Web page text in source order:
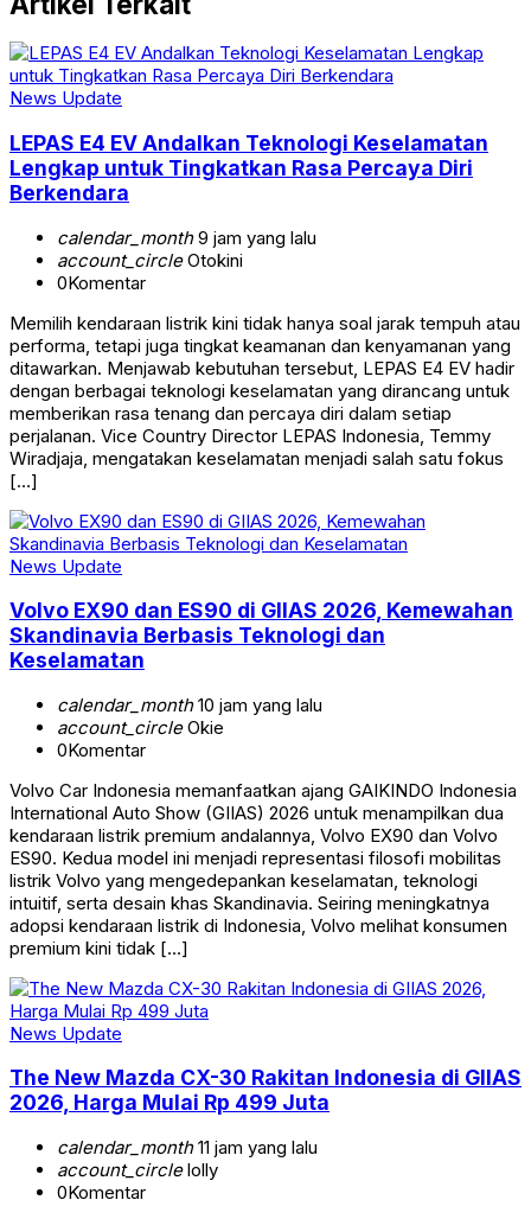
News Update
LEPAS E4 EV Andalkan Teknologi Keselamatan
Lengkap untuk Tingkatkan Rasa Percaya Diri
Berkendara
calendar_month9 jam yang lalu
account_circleOtokini
0Komentar
Memilih kendaraan listrik kini tidak hanya soal jarak tempuh atau
performa, tetapi juga tingkat keamanan dan kenyamanan yang
ditawarkan. Menjawab kebutuhan tersebut, LEPAS E4 EV hadir
dengan berbagai teknologi keselamatan yang dirancang untuk
memberikan rasa tenang dan percaya diri dalam setiap
perjalanan. Vice Country Director LEPAS Indonesia, Temmy
Wiradjaja, mengatakan keselamatan menjadi salah satu fokus
[…]
News Update
Volvo EX90 dan ES90 di GIIAS 2026, Kemewahan
Skandinavia Berbasis Teknologi dan
Keselamatan
calendar_month10 jam yang lalu
account_circleOkie
0Komentar
Volvo Car Indonesia memanfaatkan ajang GAIKINDO Indonesia
International Auto Show (GIIAS) 2026 untuk menampilkan dua
kendaraan listrik premium andalannya, Volvo EX90 dan Volvo
ES90. Kedua model ini menjadi representasi filosofi mobilitas
listrik Volvo yang mengedepankan keselamatan, teknologi
intuitif, serta desain khas Skandinavia. Seiring meningkatnya
adopsi kendaraan listrik di Indonesia, Volvo melihat konsumen
premium kini tidak […]
News Update
The New Mazda CX-30 Rakitan Indonesia di GIIAS
2026, Harga Mulai Rp 499 Juta
calendar_month11 jam yang lalu
account_circlelolly
0Komentar